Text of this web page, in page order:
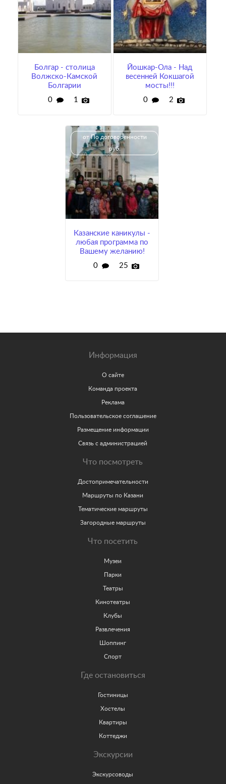
Болгар - столица
Волжско-Камской
Болгарии
0
1
Йошкар-Ола - Над
весенней Кокшагой
мосты!!!
0
2
Казанские каникулы -
любая программа по
Вашему желанию!
0
25
от По договоренности
руб.
Информация
О сайте
Команда проекта
Реклама
Пользовательское соглашение
Размещение информации
Связь с администрацией
Что посмотреть
Достопримечательности
Маршруты по Казани
Тематические маршруты
Загородные маршруты
Что посетить
Музеи
Парки
Театры
Кинотеатры
Клубы
Развлечения
Шоппинг
Спорт
Где остановиться
Гостиницы
Хостелы
Квартиры
Коттеджи
Экскурсии
Экскурсоводы